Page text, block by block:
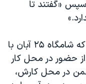
«گفتند تا
، کودک ۹ ساله که شامگاه ۲۵ آبان با
حضور در محل کار
در محل کارش،